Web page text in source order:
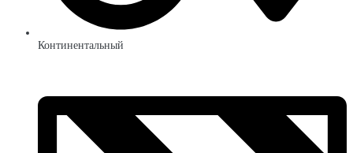
Континентальный